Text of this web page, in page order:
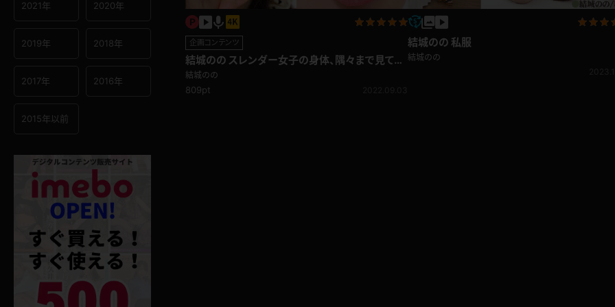
2021年 2020年
2019年 2018年
2017年 2016年
2015年以前
企画コンテンツ
結城のの スレンダー女子の身体、隅々まで見てみ
たくありませんか？接写
結城のの
809pt
結城のの 私服
結城のの